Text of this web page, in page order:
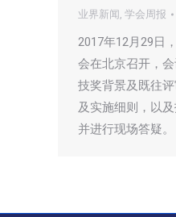
业界新闻 , 学会周报
2017年12月29日
会在北京召开，
技奖背景及既往
及实施细则，以
并进行现场答疑。